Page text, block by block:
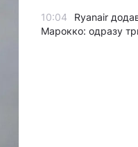
10:04
Ryanair
Марокко: одразу